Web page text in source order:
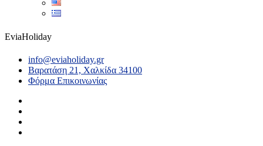
EviaHoliday
info@eviaholiday.gr
Βαρατάση 21, Χαλκίδα 34100
Φόρμα Επικοινωνίας